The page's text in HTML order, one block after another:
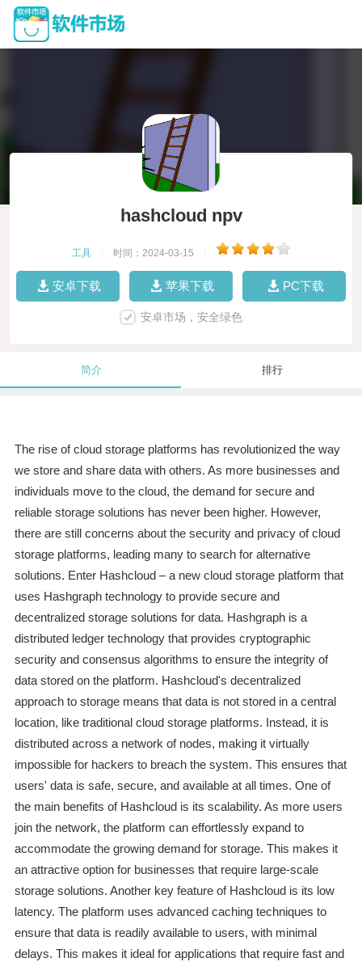
hashcloud npv
工具 时间：2024-03-15
安卓下载 苹果下载 PC下载
安卓市场，安全绿色
简介 排行
The rise of cloud storage platforms has revolutionized the way
we store and share data with others. As more businesses and
individuals move to the cloud, the demand for secure and
reliable storage solutions has never been higher. However,
there are still concerns about the security and privacy of cloud
storage platforms, leading many to search for alternative
solutions. Enter Hashcloud – a new cloud storage platform that
uses Hashgraph technology to provide secure and
decentralized storage solutions for data. Hashgraph is a
distributed ledger technology that provides cryptographic
security and consensus algorithms to ensure the integrity of
data stored on the platform. Hashcloud's decentralized
approach to storage means that data is not stored in a central
location, like traditional cloud storage platforms. Instead, it is
distributed across a network of nodes, making it virtually
impossible for hackers to breach the system. This ensures that
users' data is safe, secure, and available at all times. One of
the main benefits of Hashcloud is its scalability. As more users
join the network, the platform can effortlessly expand to
accommodate the growing demand for storage. This makes it
an attractive option for businesses that require large-scale
storage solutions. Another key feature of Hashcloud is its low
latency. The platform uses advanced caching techniques to
ensure that data is readily available to users, with minimal
delays. This makes it ideal for applications that require fast and